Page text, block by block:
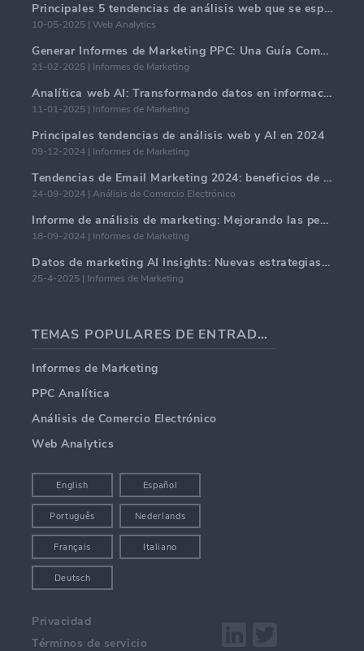
Principales 5 tendencias de análisis web que se espera dominen en 2025
10-05-2025 | Web Analytics
Generar Informes de Marketing PPC: Una Guía Completa
21-02-2025 | Informes de Marketing
Analítica web AI: Transformando datos en información con precisión
11-01-2025 | Informes de Marketing
Principales tendencias de análisis web y AI en 2024
09-12-2024 | Informes de Marketing
Tendencias de Email Marketing 2024: beneficios de la hiper-personalización
24-09-2024 | Análisis de Comercio Electrónico
Informe de análisis de marketing: Mejorando las perspectivas comerciales
18-09-2024 | Informes de Marketing
Datos de marketing AI Insights: Nuevas estrategias comerciales para 2024
25-4-2025 | Informes de Marketing
TEMAS POPULARES DE ENTRADAS DE BLOG
Informes de Marketing
PPC Analítica
Análisis de Comercio Electrónico
Web Analytics
English Español
Português Nederlands
Français Italiano
Deutsch
Privacidad
Términos de servicio